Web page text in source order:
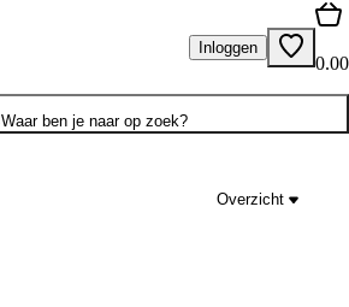
Inloggen
0.00
Waar ben je naar op zoek?
Overzicht